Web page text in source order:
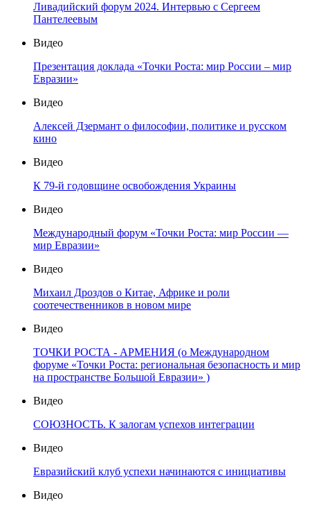
Ливадийский форум 2024. Интервью с Сергеем
Пантелеевым
Видео
Презентация доклада «Точки Роста: мир России – мир
Евразии»
Видео
Алексей Дзермант о философии, политике и русском
кино
Видео
К 79-й годовщине освобождения Украины
Видео
Международный форум «Точки Роста: мир России —
мир Евразии»
Видео
Михаил Дроздов о Китае, Африке и роли
соотечественников в новом мире
Видео
ТОЧКИ РОСТА - АРМЕНИЯ (о Международном
форуме «Точки Роста: региональная безопасность и мир
на пространстве Большой Евразии» )
Видео
СОЮЗНОСТЬ. К залогам успехов интеграции
Видео
Евразийский клуб успехи начинаются с инициативы
Видео